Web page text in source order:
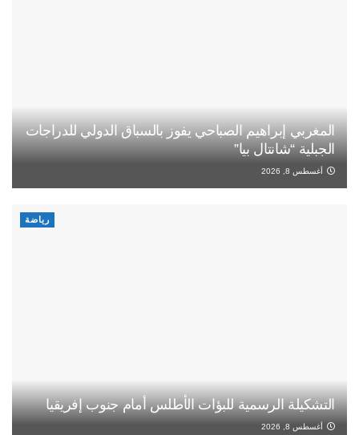
المغربي إبراهيم الصباحي يفوز بالسباق الدولي للدراجات
الجبلية “شانتال بيا”
أغسطس 8, 2026
رياضة
التشكيلة الرسمية للبؤات الأطلس أمام جنوب إفريقيا
أغسطس 8, 2026